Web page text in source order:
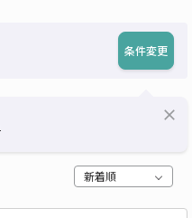
条件変更
close
新着順